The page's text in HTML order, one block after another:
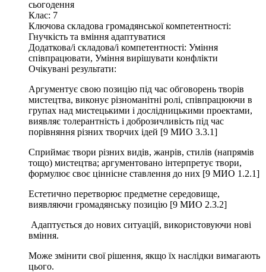
сьогодення
Клас: 7
Ключова складова громадянської компетентності:
Гнучкість та вміння адаптуватися
Додаткова/і складова/і компетентності: Уміння
співпрацювати, Уміння вирішувати конфлікти
Очікувані результати:
Аргументує свою позицію під час обговорень творів
мистецтва, виконує різноманітні ролі, співпрацюючи в
групах над мистецькими і дослідницькими проектами,
виявляє толерантність і доброзичливість під час
порівняння різних творчих ідей [9 МИО 3.3.1]
Сприймає твори різних видів, жанрів, стилів (напрямів
тощо) мистецтва; аргументовано інтерпретує твори,
формулює своє ціннісне ставлення до них [9 МИО 1.2.1]
Естетично перетворює предметне середовище,
виявляючи громадянську позицію [9 МИО 2.3.2]
Адаптується до нових ситуацій, використовуючи нові
вміння.
Може змінити свої рішення, якщо їх наслідки вимагають
цього.